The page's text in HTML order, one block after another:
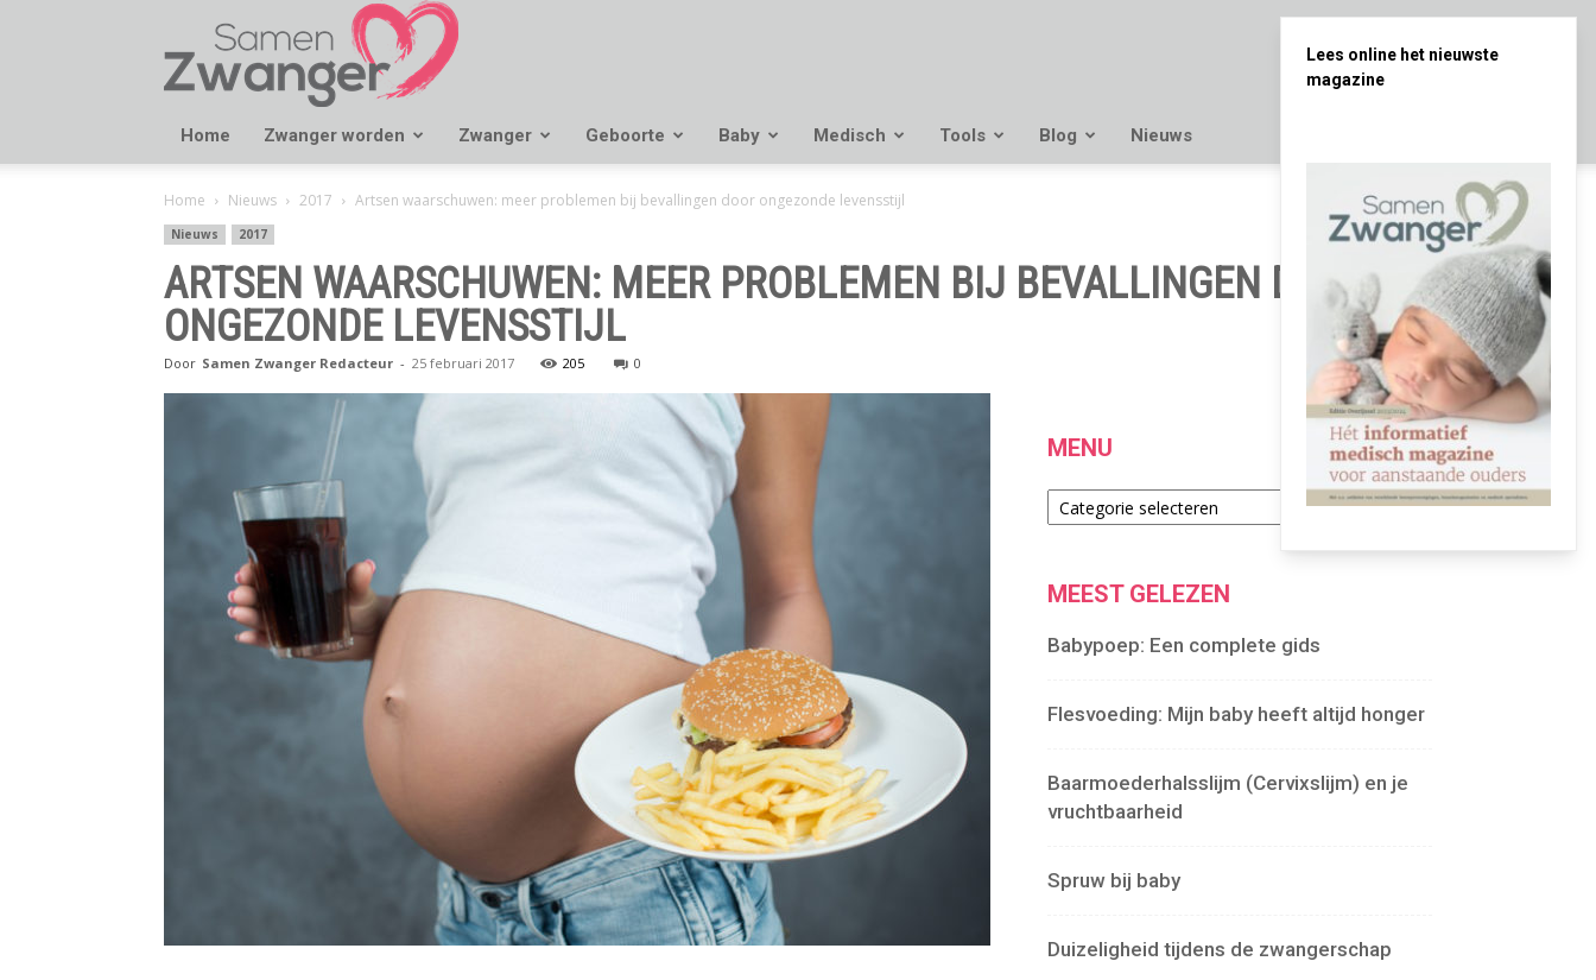
Samen
Zwanger
Home Zwanger worden Zwanger Geboorte Baby Medisch Tools Blog Nieuws
Home Nieuws 2017 Artsen waarschuwen: meer problemen bij bevallingen door ongezonde levensstijl
Nieuws 2017
ARTSEN WAARSCHUWEN: MEER PROBLEMEN BIJ BEVALLINGEN DOOR
ONGEZONDE LEVENSSTIJL
Door Samen Zwanger Redacteur - 25 februari 2017 205 0
MENU
Menu
MEEST GELEZEN
Babypoep: Een complete gids
Flesvoeding: Mijn baby heeft altijd honger
Baarmoederhalsslijm (Cervixslijm) en je
vruchtbaarheid
Spruw bij baby
Duizeligheid tijdens de zwangerschap
Lees online het nieuwste
magazine